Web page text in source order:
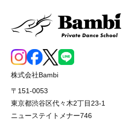
株式会社Bambi
〒151-0053
東京都渋谷区代々木2丁目23-1
ニューステイトメナー746